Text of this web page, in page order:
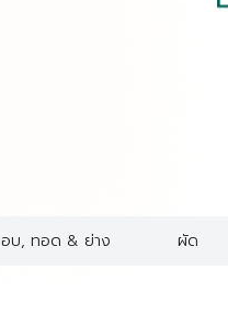
อบ, ทอด & ย่าง ผัด